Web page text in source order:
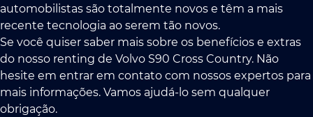
automobilistas são totalmente novos e têm a mais
recente tecnologia ao serem tão novos.
Se você quiser saber mais sobre os benefícios e extras
do nosso renting de Volvo S90 Cross Country. Não
hesite em entrar em contato com nossos expertos para
mais informações. Vamos ajudá-lo sem qualquer
obrigação.